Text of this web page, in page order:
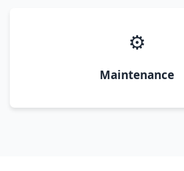
⚙️
Maintenance